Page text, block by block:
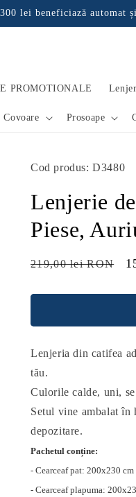
lei beneficiază automat
PROMOTIONALE
Covoare Prosoape
Cod produs: D3480
Lenjerie
Piese,
Preț
219,00 lei RON
Lenjeria din catifea
tău.
Culorile calde, uni,
Setul vine ambalat în
depozitare.
Pachetul conține:
- Cearceaf pat: 200x230
- Cearceaf plapuma: